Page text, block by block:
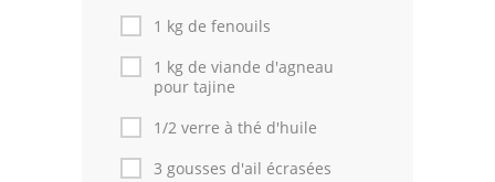
Chefs
Forum
Thèmes
Espace Personnel
1 kg de fenouils
1 kg de viande d'agneau
pour tajine
1/2 verre à thé d'huile
3 gousses d'ail écrasées